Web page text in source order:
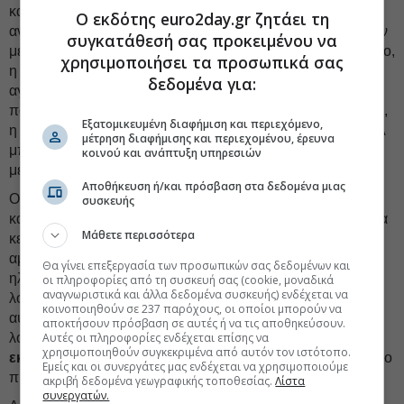
καθιστά δύσκολη την αντιμετώπισή της από τους
ανταγωνιστές. Οι δασμοί του Τραμπ, για παράδειγμα, έχουν
μειώσει το εμπορικό έλλειμμα των ΗΠΑ με την Κίνα. Ωστόσο,
η Κίνα έχειανακατευθύνειτις εξαγωγές της σε άλλες
αγορές. Και επειδή τα κινεζικά ενδιάμεσα αγαθά είναι
πανταχού παρόντα στις παγκόσμιες εφοδιαστικές αλυσίδες,
η αξία του κινεζικού περιεχομένου που εισέρχεται στις ΗΠΑ
μπορεί να παραμένεισταθερήακόμη κι όταν οι εισαγωγές
μειώνονται.
Οι ΗΠΑ θα μπορούσαν να απαγορεύσουν κάθε κινεζικής
κατασκευής προϊόν, αλλά τα προϊόντα αυτά θα συνέχιζαν να
κερδίζουν μερίδιο αγοράς στο εξωτερικό, απειλώντας την
αμερικανική ηγετική θέση. Για παράδειγμα, τα κινεζικά
ηλεκτρικά οχήματα μπορεί να ενσωματώνουν κινεζικό
λογισμικό και τεχνητή νοημοσύνη. Καθώς αυτά τα EVs
αυξάνουν το μερίδιό τους στις διεθνείς αγορές, το κινεζικό
λογισμικό και η κινεζική τεχνητή νοημοσύνη ενδέχεται να
εκτοπίσουντους Αμερικανούς ανταγωνιστές ως παγκόσμιο
πρότυπο.
Ο εκδότης euro2day.gr ζητάει τη
συγκατάθεσή σας προκειμένου να
χρησιμοποιήσει τα προσωπικά σας
δεδομένα για:
Εξατομικευμένη διαφήμιση και περιεχόμενο,
μέτρηση διαφήμισης και περιεχομένου, έρευνα
κοινού και ανάπτυξη υπηρεσιών
Αποθήκευση ή/και πρόσβαση στα δεδομένα μιας
συσκευής
Μάθετε περισσότερα
Θα γίνει επεξεργασία των προσωπικών σας δεδομένων και
οι πληροφορίες από τη συσκευή σας (cookie, μοναδικά
αναγνωριστικά και άλλα δεδομένα συσκευής) ενδέχεται να
κοινοποιηθούν σε 237 παρόχους, οι οποίοι μπορούν να
αποκτήσουν πρόσβαση σε αυτές ή να τις αποθηκεύσουν.
Αυτές οι πληροφορίες ενδέχεται επίσης να
χρησιμοποιηθούν συγκεκριμένα από αυτόν τον ιστότοπο.
Εμείς και οι συνεργάτες μας ενδέχεται να χρησιμοποιούμε
ακριβή δεδομένα γεωγραφικής τοποθεσίας.Λίστα
συνεργατών.